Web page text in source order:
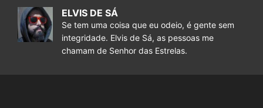
ELVIS DE SÁ
Se tem uma coisa que eu odeio, é gente sem
integridade. Elvis de Sá, as pessoas me
chamam de Senhor das Estrelas.